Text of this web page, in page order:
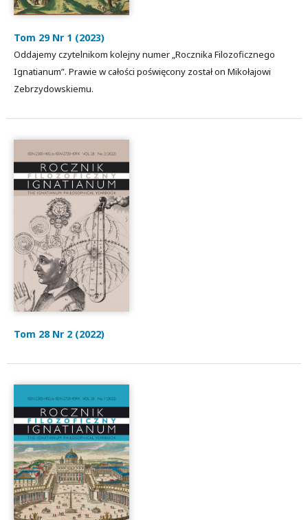
Tom 29 Nr 1 (2023)
Oddajemy czytelnikom kolejny numer „Rocznika Filozoficznego
Ignatianum”. Prawie w całości poświęcony został on Mikołajowi
Zebrzydowskiemu.
Tom 28 Nr 2 (2022)